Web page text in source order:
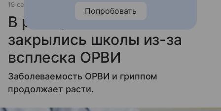
19 сентября 2024
В ряде регионов России
закрылись школы из-за
всплеска ОРВИ
Заболеваемость ОРВИ и гриппом
продолжает расти.
Попробовать